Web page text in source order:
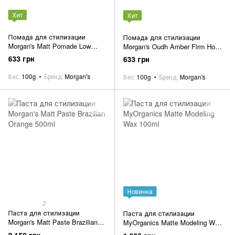
Хит
Помада для стилизации
Morgan's Matt Pomade Low
Shine/Firm Hold 100g [Green
label]
633 грн
Вес 100g Бренд Morgan's
Хит
Помада для стилизации
Morgan's Oudh Amber Firm Hold
Pomade 100g (Gold label)
633 грн
Вес 100g Бренд Morgan's
2
Паста для стилизации
Morgan's Matt Paste Brazilian
Orange 500ml
Новинка
Паста для стилизации
MyOrganics Matte Modeling Wax
100ml